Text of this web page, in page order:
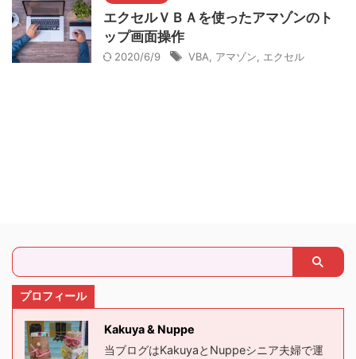
エクセルＶＢＡを使ったアマゾンのト
ップ画面操作
2020/6/9 VBA アマゾン エクセル
プロフィール
Kakuya & Nuppe
当ブログはKakuyaとNuppeシニア夫婦で運